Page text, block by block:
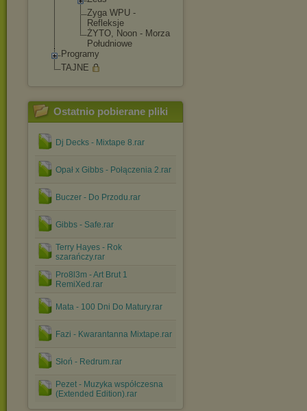
Zyga WPU -
Refleksje
ŻYTO, Noon - Morza
Południowe
Programy
TAJNE
Ostatnio pobierane pliki
Dj Decks - Mixtape 8.rar
Opał x Gibbs - Połączenia 2.rar
Buczer - Do Przodu.rar
Gibbs - Safe.rar
Terry Hayes - Rok
szarańczy.rar
Pro8l3m - Art Brut 1
RemiXed.rar
Mata - 100 Dni Do Matury.rar
Fazi - Kwarantanna Mixtape.rar
Słoń - Redrum.rar
Pezet - Muzyka współczesna
(Extended Edition).rar